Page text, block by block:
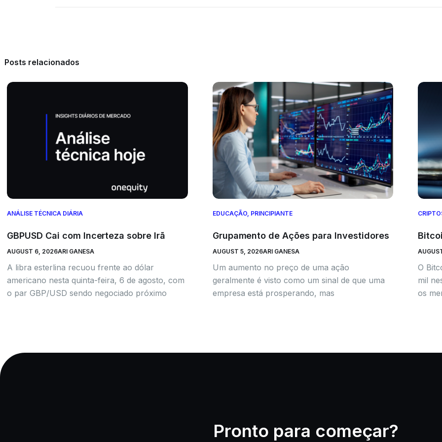
Posts relacionados
ANÁLISE TÉCNICA DIÁRIA
GBPUSD Cai com Incerteza sobre Irã
AUGUST 6, 2026ARI GANESA
A libra esterlina recuou frente ao dólar
americano nesta quinta-feira, 6 de agosto, com
o par GBP/USD sendo negociado próximo
EDUCAÇÃO, PRINCIPIANTE
Grupamento de Ações para Investidores
AUGUST 5, 2026ARI GANESA
Um aumento no preço de uma ação
geralmente é visto como um sinal de que uma
empresa está prosperando, mas
O
mil
os
Pronto para começar?